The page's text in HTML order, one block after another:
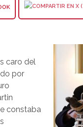
caro del
por
constaba